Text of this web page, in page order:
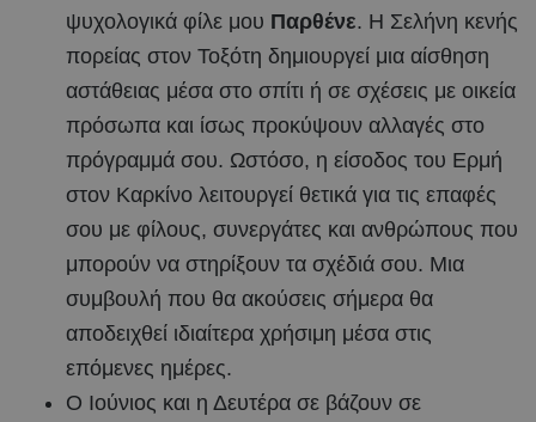
ψυχολογικά φίλε μου Παρθένε. Η Σελήνη κενής
πορείας στον Τοξότη δημιουργεί μια αίσθηση
αστάθειας μέσα στο σπίτι ή σε σχέσεις με οικεία
πρόσωπα και ίσως προκύψουν αλλαγές στο
πρόγραμμά σου. Ωστόσο, η είσοδος του Ερμή
στον Καρκίνο λειτουργεί θετικά για τις επαφές
σου με φίλους, συνεργάτες και ανθρώπους που
μπορούν να στηρίξουν τα σχέδιά σου. Μια
συμβουλή που θα ακούσεις σήμερα θα
αποδειχθεί ιδιαίτερα χρήσιμη μέσα στις
επόμενες ημέρες.
Ο Ιούνιος και η Δευτέρα σε βάζουν σε